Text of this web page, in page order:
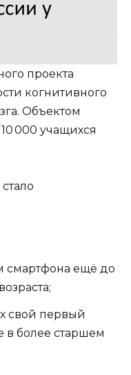
проекта
когнитивного
Объектом
000 учащихся
смартфона ещё до
свой первый
более старшем